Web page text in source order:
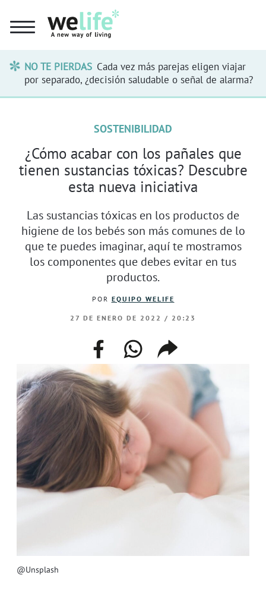
NO TE PIERDAS Cada vez más parejas eligen viajar
por separado, ¿decisión saludable o señal de alarma?
@Unsplash
SOSTENIBILIDAD
¿Cómo acabar con los pañales que
tienen sustancias tóxicas? Descubre
esta nueva iniciativa
Las sustancias tóxicas en los productos de
higiene de los bebés son más comunes de lo
que te puedes imaginar, aquí te mostramos
los componentes que debes evitar en tus
productos.
POR EQUIPO WELIFE
27 DE ENERO DE 2022 / 20:23
facebookwhatsappcompartir
enlace